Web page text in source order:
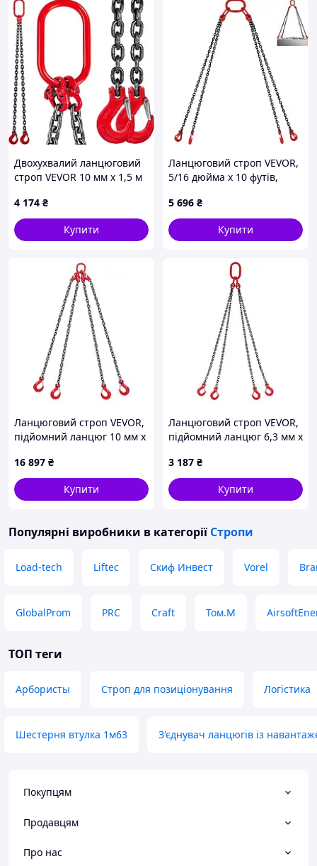
Двохухвалий ланцюговий
строп VEVOR 10 мм x 1,5 м
вантажопідйомність 4
тонни, двовальний
ланцюговий строп,
4 174 ₴
Купити
Ланцюговий строп VEVOR,
5/16 дюйма x 10 футів,
ланцюгові талі для
двигунів G80,
вантажопідйомність 11000
5 696 ₴
Купити
Ланцюговий строп VEVOR,
підйомний ланцюг 10 мм x
ланцюг із сталевого сплаву
G80, лісозаготівельний
16 897 ₴
Купити
Ланцюговий строп VEVOR,
підйомний ланцюг 6,3 мм x
надміцний підйомний
ланцюг зі сталевого сплаву
G80,
3 187 ₴
Купити
Популярні виробники в категорії Стропи
Load-tech Liftec Скиф Инвест Vorel
GlobalProm PRC Craft Том.М
ТОП теги
Арбористы Строп для позиціонування Логістика
Шестерня втулка 1м63 З'єднувач ланцюгів із
Покупцям
Продавцям
Про нас